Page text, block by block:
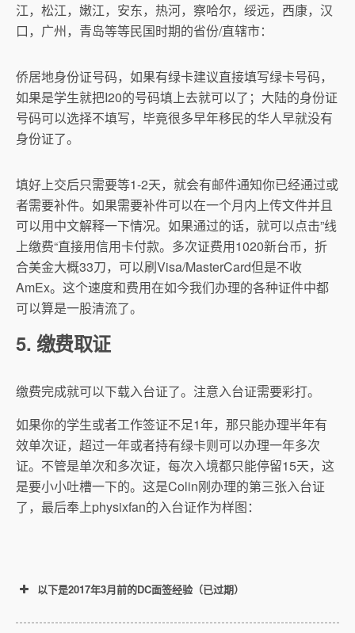
江，松江，嫩江，安东，热河，察哈尔，绥远，西康，汉
口，广州，青岛等等民国时期的省份/直辖市：
侨居地身份证号码，如果有绿卡建议直接填写绿卡号码，
如果是学生就把I20的号码填上去就可以了；大陆的身份证
号码可以选择不填写，毕竟很多早年移民的华人早就没有
身份证了。
填好上交后只需要等1-2天，就会有邮件通知你已经通过或
者需要补件。如果需要补件可以在一个月内上传文件并且
可以用中文解释一下情况。如果通过的话，就可以点击”线
上缴费“直接用信用卡付款。多次证费用1020新台币，折
合美金大概33刀，可以刷Visa/MasterCard但是不收
AmEx。这个速度和费用在如今我们办理的各种证件中都
可以算是一股清流了。
5. 缴费取证
缴费完成就可以下载入台证了。注意入台证需要彩打。
如果你的学生或者工作签证不足1年，那只能办理半年有
效单次证，超过一年或者持有绿卡则可以办理一年多次
证。不管是单次和多次证，每次入境都只能停留15天，这
是要小小吐槽一下的。这是Colin刚办理的第三张入台证
了，最后奉上physixfan的入台证作为样图：
以下是2017年3月前的DC面签经验（已过期）